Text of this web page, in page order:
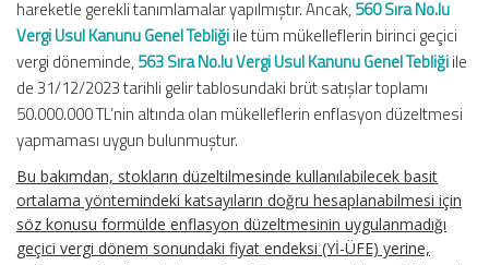
hareketle gerekli tanımlamalar yapılmıştır. Ancak, 560 Sıra No.lu
Vergi Usul Kanunu Genel Tebliğiile tüm mükelleflerin birinci geçici
vergi döneminde, 563 Sıra No.lu Vergi Usul Kanunu Genel Tebliğiile
de 31/12/2023 tarihli gelir tablosundaki brüt satışlar toplamı
50.000.000 TL’nin altında olan mükelleflerin enflasyon düzeltmesi
yapmaması uygun bulunmuştur.
Bu bakımdan, stokların düzeltilmesinde kullanılabilecek basit
ortalama yöntemindeki katsayıların doğru hesaplanabilmesi için
söz konusu formülde enflasyon düzeltmesinin uygulanmadığı
geçici vergi dönem sonundaki fiyat endeksi (Yİ-ÜFE) yerine,